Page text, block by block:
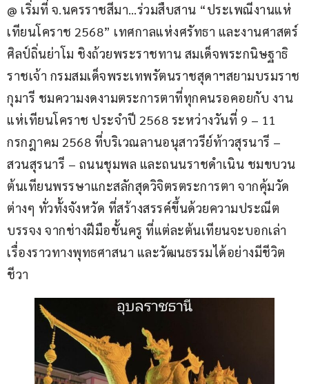
@ เริ่มที่ จ.นครราชสีมา…ร่วมสืบสาน “ประเพณีงานแห่
เทียนโคราช 2568” เทศกาลแห่งศรัทธา และงานศาสตร์
ศิลป์ถิ่นย่าโม ชิงถ้วยพระราชทาน สมเด็จพระกนิษฐาธิ
ราชเจ้า กรมสมเด็จพระเทพรัตนราชสุดาฯสยามบรมราช
กุมารี ชมความงดงามตระการตาที่ทุกคนรอคอยกับ งาน
แห่เทียนโคราช ประจำปี 2568 ระหว่างวันที่ 9 – 11
กรกฎาคม 2568 ที่บริเวณลานอนุสาวรีย์ท้าวสุรนารี –
สวนสุรนารี – ถนนชุมพล และถนนราชดำเนิน ชมขบวน
ต้นเทียนพรรษาแกะสลักสุดวิจิตรตระการตา จากคุ้มวัด
ต่างๆ ทั่วทั้งจังหวัด ที่สร้างสรรค์ขึ้นด้วยความประณีต
บรรจง จากช่างฝีมือชั้นครู ที่แต่ละต้นเทียนจะบอกเล่า
เรื่องราวทางพุทธศาสนา และวัฒนธรรมได้อย่างมีชีวิต
ชีวา